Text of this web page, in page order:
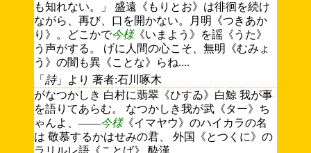
も知れない。」 盛遠《もりとお》は徘徊を続け
ながら、再び、口を開かない。月明《つきあか
り》。どこかで今様《いまよう》を謡《うた》
う声がする。 げに人間の心こそ、無明《むみょ
う》の闇も異《ことな》らね....
「 詩」より 著者:石川啄木
がなつかしき 白村に翡翠《ひすゐ》白鯨 我が事
を語りてあらむ。 なつかしき我が武《ター》ち
ゃんよ、――今様《イマヤウ》のハイカラの名
は 敬慕するかはせみの君、 外国《とつくに》の
ラリルレ語《ことば》 酔漢....